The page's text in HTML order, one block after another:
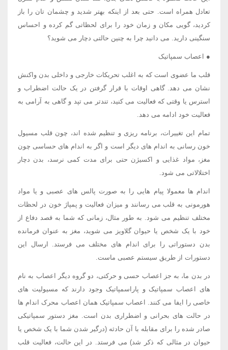
تعادل همراه است. حتی بعد از اینکه بهتر شدید و چشمان تان را باز
کردید، گویی مکان و زمان خود را برای لحظاتی گم کرده و احساس
سنگینی دارید. می دانید چرا به چنین حالتی دچار می شوید؟
● اعصاب سمپاتیک
قلب ما عضوی است که به اغلب تحریکات خارجی و داخلی بدن واکنش
نشان می دهد. گاهی اوقات با قرار گرفتن در یک حالت اضطراب و
استرس یا وقتی که فعالیت می کنید، تندتر می تپد و گاهی به آرامی به
فعالیت خود ادامه می دهد.
تمام این تغییرات، برنامه ریزی و تنظیم شده اند، چون قلب مسیول
خون رسانی به اندام های دیگر است و اگر به اندام های حساسی چون
مغز، مواد غذایی و اکسیژن حتی برای مدت کمی نرسد، بدن دچار
اختلالاتی می شود.
اندام ها معمولا پیام هایی را به صورت پالس های عصبی و یا مواد
هورمونی به قلب می رسانند و میزان فعالیت و پمپاژ خون در لحظات
مختلف تنظیم می شود. به طور مثال، زمانی که شما به قصد دفاع از
خود با یک شخص یا حیوان گلاویز می شوید، مغز به عنوان فرمانده
بدن دستوراتی را برای اندام های مختلف می فرستد. ارسال این
دستورات از طریق سیستم عصبی ماست.
در بدن ما، به جز اعصاب حسی و حرکتی، دو گروه دیگر اعصاب به نام
های اعصاب سمپاتیک و پاراسمپاتیک وجود دارند که مسیولیت های
خاصی را ایفا می کنند. اعصاب سمپاتیک همان اعصاب محرک اندام ها
در حالت های بحرانی و اضطراری بدن است. مغز دستور سمپاتیکی
صادر شده را برای مقابله با آن حادثه (درگیر شدن شما با یک شخص یا
حیوان در مثالی که ذکر شد) می فرستد. در این حالت، فعالیت قلب